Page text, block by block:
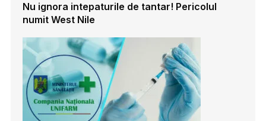
Nu ignora intepaturile de tantar! Pericolul
numit West Nile